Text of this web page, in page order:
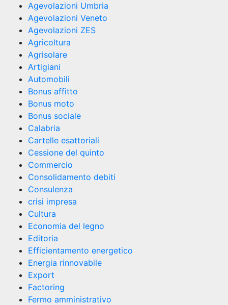
Agevolazioni Umbria
Agevolazioni Veneto
Agevolazioni ZES
Agricoltura
Agrisolare
Artigiani
Automobili
Bonus affitto
Bonus moto
Bonus sociale
Calabria
Cartelle esattoriali
Cessione del quinto
Commercio
Consolidamento debiti
Consulenza
crisi impresa
Cultura
Economia del legno
Editoria
Efficientamento energetico
Energia rinnovabile
Export
Factoring
Fermo amministrativo